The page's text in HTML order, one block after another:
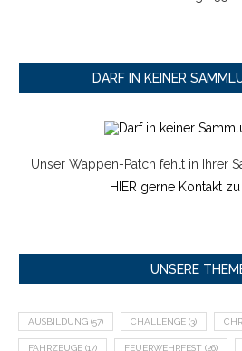
DARF IN KEINER
Unser Wappen-Patch fehlt in Ihrer
HIER gerne Kontakt zu
UNSERE
AUSBILDUNG (57) CHALLENGE (3)
FAHRZEUGE (17) FEUERWEHRFEST (26)